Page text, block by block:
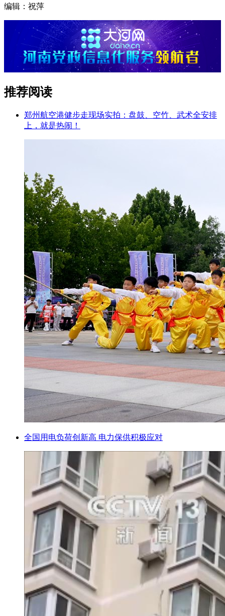
编辑：祝萍
推荐阅读
郑州航空港健步走现场实拍：盘鼓、空竹、武术全安排
上，就是热闹！
全国用电负荷创新高 电力保供积极应对